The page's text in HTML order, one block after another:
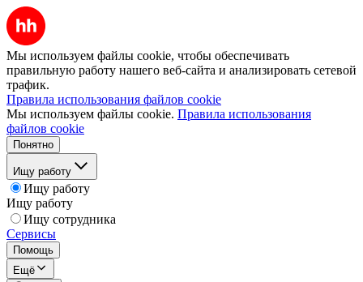
Мы используем файлы cookie, чтобы обеспечивать
правильную работу нашего веб-сайта и анализировать сетевой
трафик.
Правила использования файлов cookie
Мы используем файлы cookie. Правила использования
файлов cookie
Понятно
Ищу работу
Ищу работу
Ищу работу
Ищу сотрудника
Сервисы
Помощь
Ещё